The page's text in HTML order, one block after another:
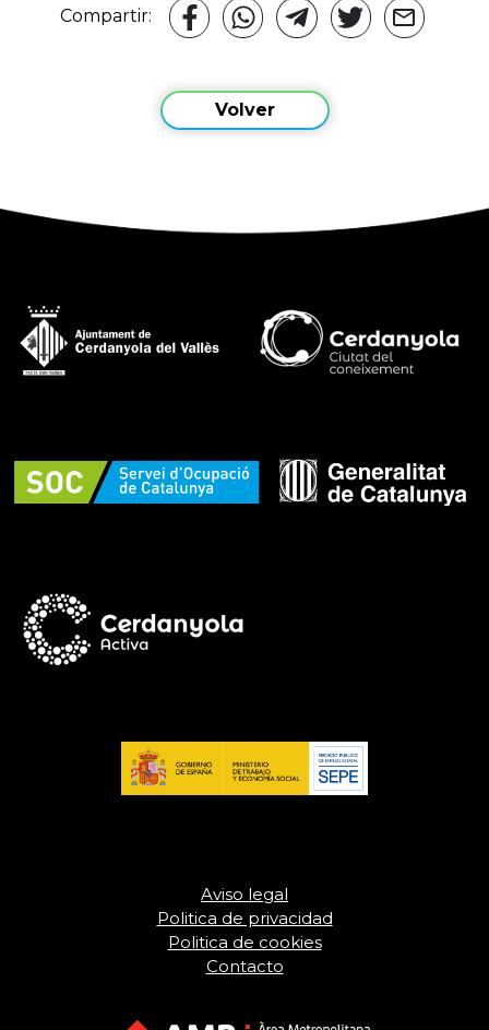
Compartir:
Volver
Aviso legal
Politica de privacidad
Politica de cookies
Contacto